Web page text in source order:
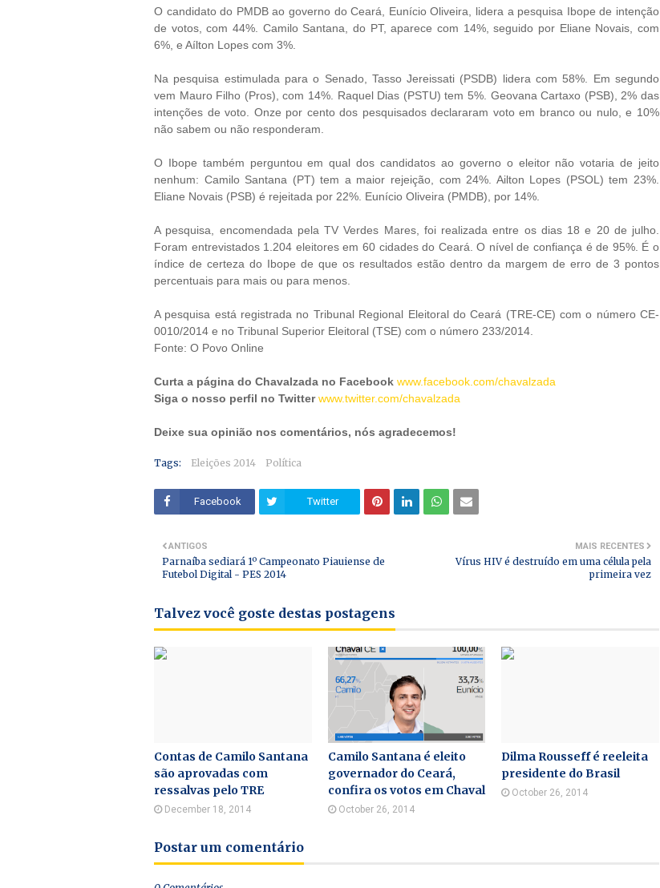
O candidato do PMDB ao governo do Ceará, Eunício Oliveira, lidera a pesquisa Ibope de intenção
de votos, com 44%. Camilo Santana, do PT, aparece com 14%, seguido por Eliane Novais, com
6%, e Aílton Lopes com 3%.
Na pesquisa estimulada para o Senado, Tasso Jereissati (PSDB) lidera com 58%. Em segundo
vem Mauro Filho (Pros), com 14%. Raquel Dias (PSTU) tem 5%. Geovana Cartaxo (PSB), 2% das
intenções de voto. Onze por cento dos pesquisados declararam voto em branco ou nulo, e 10%
não sabem ou não responderam.
O Ibope também perguntou em qual dos candidatos ao governo o eleitor não votaria de jeito
nenhum: Camilo Santana (PT) tem a maior rejeição, com 24%. Ailton Lopes (PSOL) tem 23%.
Eliane Novais (PSB) é rejeitada por 22%. Eunício Oliveira (PMDB), por 14%.
A pesquisa, encomendada pela TV Verdes Mares, foi realizada entre os dias 18 e 20 de julho.
Foram entrevistados 1.204 eleitores em 60 cidades do Ceará. O nível de confiança é de 95%. É o
índice de certeza do Ibope de que os resultados estão dentro da margem de erro de 3 pontos
percentuais para mais ou para menos.
A pesquisa está registrada no Tribunal Regional Eleitoral do Ceará (TRE-CE) com o número CE-
0010/2014 e no Tribunal Superior Eleitoral (TSE) com o número 233/2014.
Fonte: O Povo Online
Curta a página do Chavalzada no Facebook www.facebook.com/chavalzada
Siga o nosso perfil no Twitter www.twitter.com/chavalzada
Deixe sua opinião nos comentários, nós agradecemos!
Tags: Eleições 2014 Política
Facebook Twitter
MAIS RECENTES
Vírus HIV é destruído em uma célula pela
primeira vez
ANTIGOS
Parnaíba sediará 1º Campeonato Piauiense de
Futebol Digital - PES 2014
Talvez você goste destas postagens
Contas de Camilo Santana
são aprovadas com
ressalvas pelo TRE
December 18, 2014
Camilo Santana é eleito
governador do Ceará,
confira os votos em Chaval
October 26, 2014
Dilma Rousseff é reeleita
presidente do Brasil
October 26, 2014
Postar um comentário